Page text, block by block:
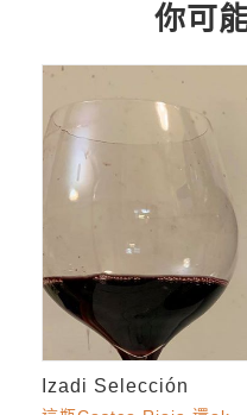
你可
Izadi Selección